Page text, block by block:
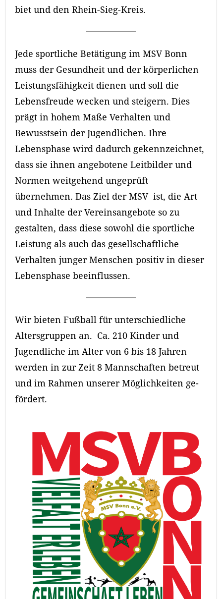
biet und den Rhein-Sieg-Kreis.
Jede sportliche Betätigung im MSV Bonn
muss der Gesundheit und der körperlichen
Leistungsfähigkeit dienen und soll die
Lebensfreude wecken und steigern. Dies
prägt in hohem Maße Verhalten und
Bewusstsein der Jugendlichen. Ihre
Lebensphase wird dadurch gekennzeichnet,
dass sie ihnen angebotene Leitbilder und
Normen weitgehend ungeprüft
übernehmen. Das Ziel der MSV ist, die Art
und Inhalte der Vereinsangebote so zu
gestalten, dass diese sowohl die sportliche
Leistung als auch das gesellschaftliche
Verhalten junger Menschen positiv in dieser
Lebensphase beeinflussen.
Wir bieten Fußball für unterschiedliche
Altersgruppen an. Ca. 210 Kinder und
Jugend­liche im Alter von 6 bis 18 Jahren
werden in zur Zeit 8 Mann­schaften be­treut
und im Rahmen unserer Mög­lich­keiten ge­
för­dert.